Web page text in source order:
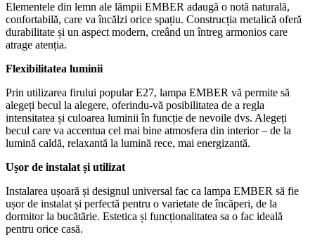
Elementele din lemn ale lămpii EMBER adaugă o notă naturală,
confortabilă, care va încălzi orice spațiu. Construcția metalică oferă
durabilitate și un aspect modern, creând un întreg armonios care
atrage atenția.
Flexibilitatea luminii
Prin utilizarea firului popular E27, lampa EMBER vă permite să
alegeți becul la alegere, oferindu-vă posibilitatea de a regla
intensitatea și culoarea luminii în funcție de nevoile dvs. Alegeți
becul care va accentua cel mai bine atmosfera din interior – de la
lumină caldă, relaxantă la lumină rece, mai energizantă.
Ușor de instalat și utilizat
Instalarea ușoară și designul universal fac ca lampa EMBER să fie
ușor de instalat și perfectă pentru o varietate de încăperi, de la
dormitor la bucătărie. Estetica și funcționalitatea sa o fac ideală
pentru orice casă.